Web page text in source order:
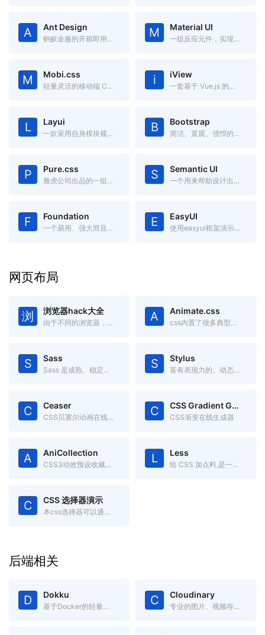
A Ant Design
蚂蚁金服的开箱即用的中台前端/设计解决方案 M Material UI
一组反应元件，实现谷歌的材料设计
M Mobi.css
轻量灵活的移动端 CSS 框架 i iView
一套基于 Vue.js 的高质量 UI 组件库
L Layui
一款采用自身模块规范编写的前端 UI 框架，遵循原生 HTML/CSS/JS 的书写与组织形式，门槛极低，拿来即用 B Bootstrap
简洁、直观、强悍的前端开发框架，让web开发更迅速、简单。
P Pure.css
雅虎公司出品的一组轻量级、响应式纯css模块,适用于任何Web项目 S Semantic UI
一个用来帮助设计出漂亮的、响应化、人性化的网络框架
F Foundation
一个易用、强大而且灵活的框架,用于构建基于任何设备上的 Web 应用。 E EasyUI
使用easyui框架演示如何轻松创建web页面
网页布局
浏 浏览器hack大全
由于不同的浏览器，对CSS的解析认识不一样，因此会导致生成的页面效果不一样，于是就有了针对不同的浏览器写不同的CSS code A Animate.css
css内置了很多典型的css3动画,兼容性好使用方便。
S Sass
Sass 是成熟、稳定、强大的 CSS 扩展语言。 S Stylus
富有表现力的、动态的、健壮的CSS
C Ceaser
CSS贝塞尔动画在线调试工具 C CSS Gradient Generator
CSS渐变在线生成器
A AniCollection
CSS3动效预设收藏集合 L Less
给 CSS 加点料,是一门向后兼容的 CSS 扩展语言。
C CSS 选择器演示
本css选择器可以通过本页面直观的理解 CSS 选择器的作用区域
后端相关
D Dokku
基于Docker的轻量级开源PasS，可通过git直接部署 C Cloudinary
专业的图片、视频存储管理服务，提供各种语言的API